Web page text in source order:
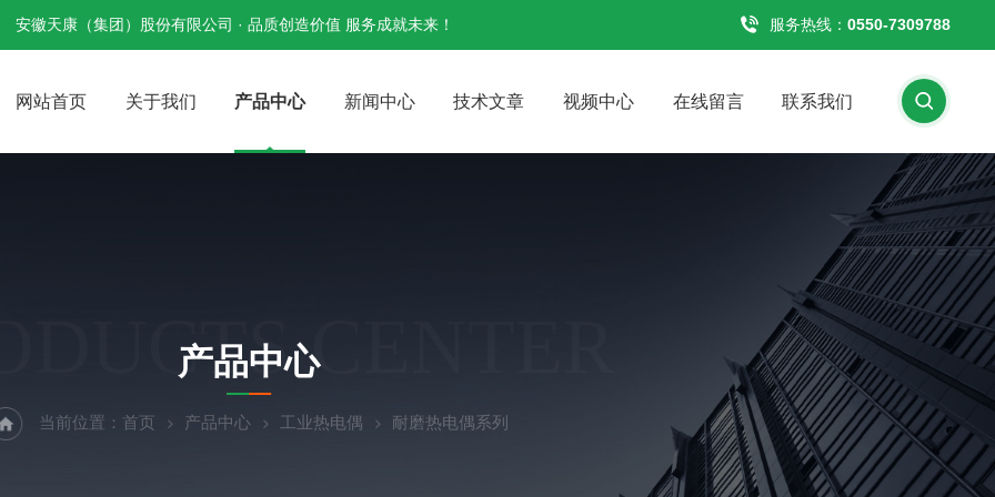
安徽天康（集团）股份有限公司 · 品质创造价值 服务成就未来！ 服务热线： 0550-7309788
网站首页 关于我们 产品中心 新闻中心 技术文章 视频中心 在线留言 联系我们
CENTER
产品中心
当前位置： 首页 产品中心 工业热电偶 耐磨热电偶系列